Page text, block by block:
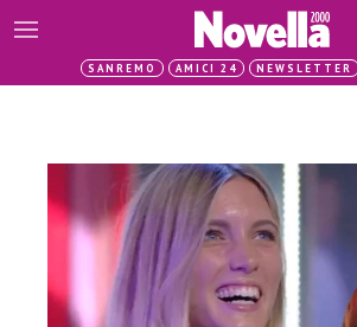
SANREMO AMICI 24 NEWSLETTER